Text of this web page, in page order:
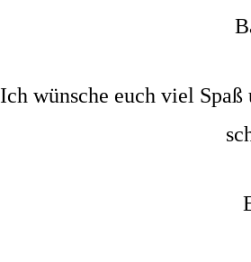
Ich wünsche euch viel